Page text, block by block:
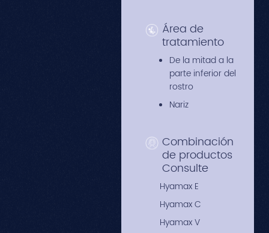
Área de
tratamiento
De la mitad a la
parte inferior del
rostro
Nariz
Combinación
de productos
Consulte
Hyamax E
Hyamax C
Hyamax V